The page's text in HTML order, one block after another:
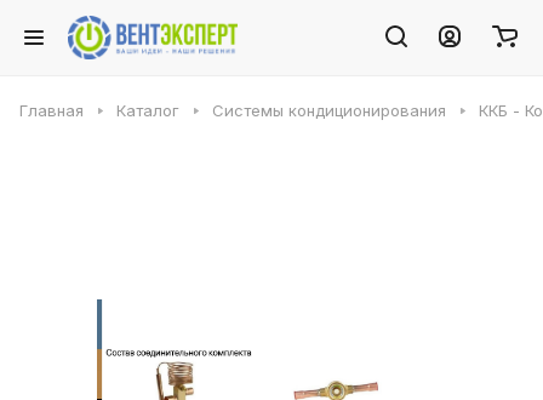
Главная Каталог Системы кондиционирования ККБ -